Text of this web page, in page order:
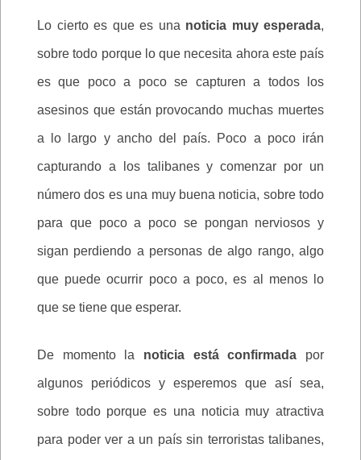
Lo cierto es que es una noticia muy esperada,
sobre todo porque lo que necesita ahora este país
es que poco a poco se capturen a todos los
asesinos que están provocando muchas muertes
a lo largo y ancho del país. Poco a poco irán
capturando a los talibanes y comenzar por un
número dos es una muy buena noticia, sobre todo
para que poco a poco se pongan nerviosos y
sigan perdiendo a personas de algo rango, algo
que puede ocurrir poco a poco, es al menos lo
que se tiene que esperar.
De momento la noticia está confirmada por
algunos periódicos y esperemos que así sea,
sobre todo porque es una noticia muy atractiva
para poder ver a un país sin terroristas talibanes,